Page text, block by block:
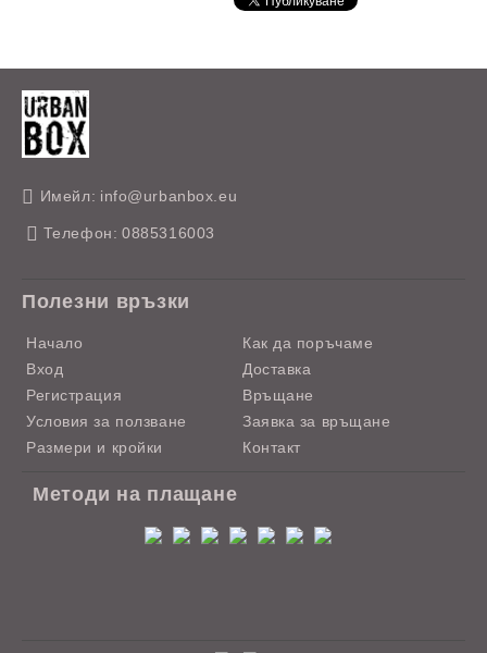
Имейл: info@urbanbox.eu
Телефон: 0885316003
Полезни връзки
Начало
Вход
Регистрация
Условия за ползване
Размери и кройки
Как да поръчаме
Доставка
Връщане
Заявка за връщане
Контакт
Методи на плащане